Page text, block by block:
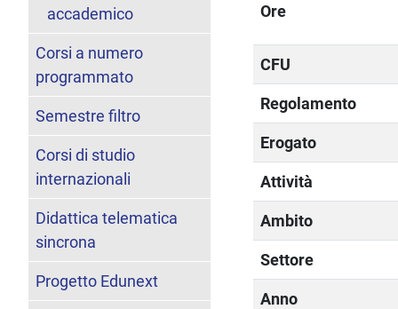
Ore
CFU
Regolamento
Erogato
Attività
Ambito
Settore
Anno
accademico
Corsi a numero
programmato
Semestre filtro
Corsi di studio
internazionali
Didattica telematica
sincrona
Progetto Edunext